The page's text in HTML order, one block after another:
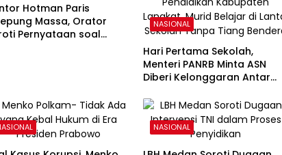
Hotman Paris
Massa, Orator
Pernyataan soal
NASIONAL
Hari Pertama Sekolah,
Menteri PANRB Minta ASN
Diberi Kelonggaran Antar
NASIONAL